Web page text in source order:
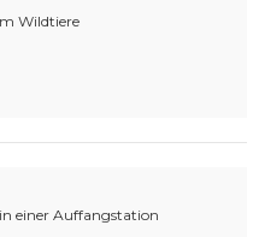
Wildtiere
einer Auffangstation